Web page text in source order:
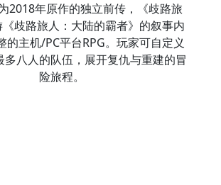
2018年原作的独立前传，《歧路旅
歧路旅人：大陆的霸者》的叙事内
的主机/PC平台RPG。玩家可自定义
多八人的队伍，展开复仇与重建的冒
险旅程。